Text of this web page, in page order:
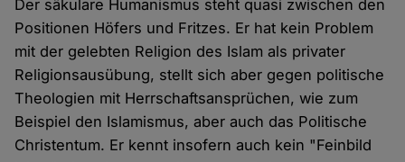
Der säkulare Humanismus steht quasi zwischen den
Positionen Höfers und Fritzes. Er hat kein Problem
mit der gelebten Religion des Islam als privater
Religionsausübung, stellt sich aber gegen politische
Theologien mit Herrschaftsansprüchen, wie zum
Beispiel den Islamismus, aber auch das Politische
Christentum. Er kennt insofern auch kein "Feinbild